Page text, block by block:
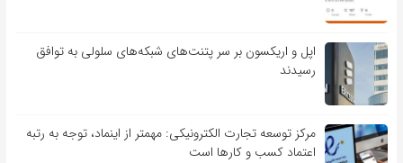
اپل و اریکسون بر سر پتنت‌های شبکه‌های سلولی به توافق
رسیدند
مرکز توسعه تجارت الکترونیکی: مهمتر از اینماد، توجه به رتبه
اعتماد کسب و کارها است